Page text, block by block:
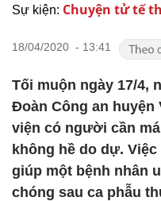
Sự kiện: Chuyện tử tế
18/04/2020 - 13:41
Tối muộn ngày 17/4,
Đoàn Công an huyện
viện có người cần
không hề do dự.
giúp một bệnh nhân
chóng sau ca phẫu